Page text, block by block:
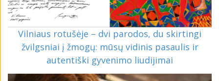
Vilniaus rotušėje – dvi parodos, du skirtingi
žvilgsniai į žmogų: mūsų vidinis pasaulis ir
autentiški gyvenimo liudijimai